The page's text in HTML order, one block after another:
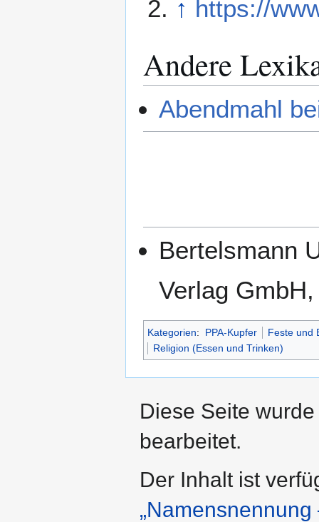
↑ https://
Andere
Abendmahl
Bertelsmann
Verlag
Kategorien: PPA-Kupfer
Feste und
Religion (Essen und Trinken)
Diese Seite
bearbeitet.
Der Inhalt ist